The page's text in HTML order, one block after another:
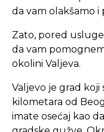
da vam olakšamo
Zato, pored
da vam
okolini Valjeva.
Valjevo je grad koji
kilometara od
imate osećaj kao